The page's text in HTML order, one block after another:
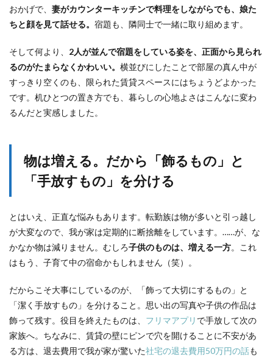
おかげで、 妻がカウンターキッチンで料理をしながらでも、娘た
ちと顔を見て話せる。 宿題も、隣同士で一緒に取り組めます。
そして何より、 2人が並んで宿題をしている姿を、正面から見られ
るのがたまらなくかわいい。 横並びにしたことで部屋の真ん中が
すっきり空くのも、限られた賃貸スペースにはちょうどよかった
です。机ひとつの置き方でも、暮らしの心地よさはこんなに変わ
るんだと実感しました。
物は増える。だから「飾るもの」と
「手放すもの」を分ける
とはいえ、正直な悩みもあります。転勤族は物が多いと引っ越し
が大変なので、我が家は定期的に断捨離をしています。……が、な
かなか物は減りません。むしろ子供のものは、増える一方。これ
はもう、子育て中の宿命かもしれません（笑）。
だからこそ大事にしているのが、「飾って大切にするもの」と
「潔く手放すもの」を分けること。思い出の写真や子供の作品は
飾って残す。役目を終えたものは、 フリマアプリ で手放して次の
家族へ。ちなみに、賃貸の壁にピンで穴を開けることに不安があ
る方は、退去費用で我が家が驚いた社宅の退去費用50万円の話も